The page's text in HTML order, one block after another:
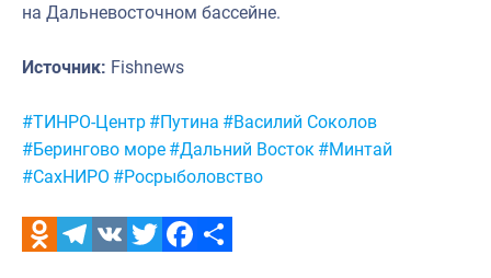
на Дальневосточном бассейне.
Источник: Fishnews
Метки:
#ТИНРО-Центр #Путина #Василий Соколов
#Берингово море #Дальний Восток #Минтай
#СахНИРО #Росрыболовство